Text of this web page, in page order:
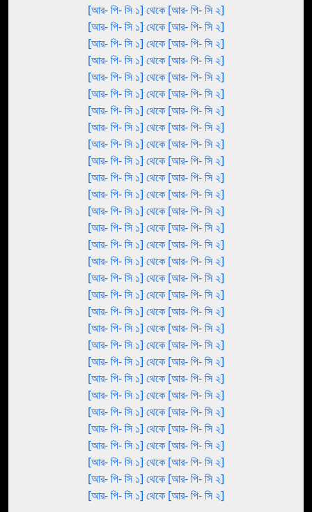
[আর- পি- সি ১] থেকে [আর- পি- সি ২]
[আর- পি- সি ১] থেকে [আর- পি- সি ২]
[আর- পি- সি ১] থেকে [আর- পি- সি ২]
[আর- পি- সি ১] থেকে [আর- পি- সি ২]
[আর- পি- সি ১] থেকে [আর- পি- সি ২]
[আর- পি- সি ১] থেকে [আর- পি- সি ২]
[আর- পি- সি ১] থেকে [আর- পি- সি ২]
[আর- পি- সি ১] থেকে [আর- পি- সি ২]
[আর- পি- সি ১] থেকে [আর- পি- সি ২]
[আর- পি- সি ১] থেকে [আর- পি- সি ২]
[আর- পি- সি ১] থেকে [আর- পি- সি ২]
[আর- পি- সি ১] থেকে [আর- পি- সি ২]
[আর- পি- সি ১] থেকে [আর- পি- সি ২]
[আর- পি- সি ১] থেকে [আর- পি- সি ২]
[আর- পি- সি ১] থেকে [আর- পি- সি ২]
[আর- পি- সি ১] থেকে [আর- পি- সি ২]
[আর- পি- সি ১] থেকে [আর- পি- সি ২]
[আর- পি- সি ১] থেকে [আর- পি- সি ২]
[আর- পি- সি ১] থেকে [আর- পি- সি ২]
[আর- পি- সি ১] থেকে [আর- পি- সি ২]
[আর- পি- সি ১] থেকে [আর- পি- সি ২]
[আর- পি- সি ১] থেকে [আর- পি- সি ২]
[আর- পি- সি ১] থেকে [আর- পি- সি ২]
[আর- পি- সি ১] থেকে [আর- পি- সি ২]
[আর- পি- সি ১] থেকে [আর- পি- সি ২]
[আর- পি- সি ১] থেকে [আর- পি- সি ২]
[আর- পি- সি ১] থেকে [আর- পি- সি ২]
[আর- পি- সি ১] থেকে [আর- পি- সি ২]
[আর- পি- সি ১] থেকে [আর- পি- সি ২]
[আর- পি- সি ১] থেকে [আর- পি- সি ২]